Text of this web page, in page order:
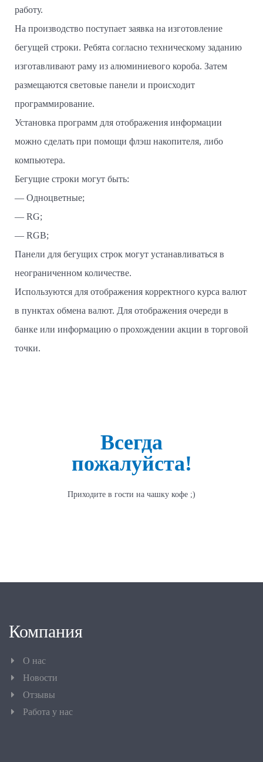
работу.
На производство поступает заявка на изготовление
бегущей строки. Ребята согласно техническому заданию
изготавливают раму из алюминиевого короба. Затем
размещаются световые панели и происходит
программирование.
Установка программ для отображения информации
можно сделать при помощи флэш накопителя, либо
компьютера.
Бегущие строки могут быть:
— Одноцветные;
— RG;
— RGB;
Панели для бегущих строк могут устанавливаться в
неограниченном количестве.
Используются для отображения корректного курса валют
в пунктах обмена валют. Для отображения очереди в
банке или информацию о прохождении акции в торговой
точки.
Всегда
пожалуйста!
Приходите в гости на чашку кофе ;)
Компания
О нас
Новости
Отзывы
Работа у нас